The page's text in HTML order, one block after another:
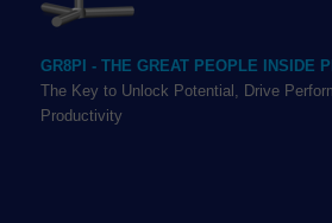
GR8PI - THE GREAT PEOPLE INSIDE
The Key to Unlock Potential, Drive
Productivity